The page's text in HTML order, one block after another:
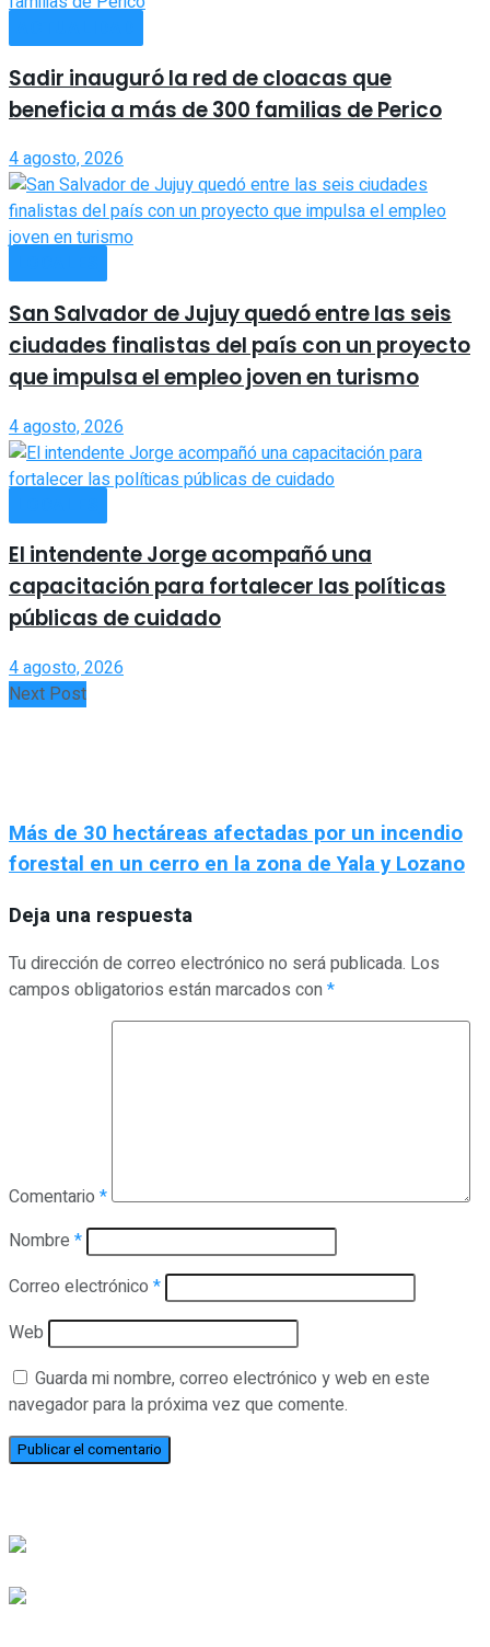
Sadir inauguró la red de cloacas que
beneficia a más de 300 familias de Perico
4 agosto, 2026
San Salvador de Jujuy quedó entre las seis
ciudades finalistas del país con un proyecto
que impulsa el empleo joven en turismo
4 agosto, 2026
El intendente Jorge acompañó una
capacitación para fortalecer las políticas
públicas de cuidado
4 agosto, 2026
Next Post
Más de 30 hectáreas afectadas por un incendio
forestal en un cerro en la zona de Yala y Lozano
Deja una respuesta
Tu dirección de correo electrónico no será publicada. Los
campos obligatorios están marcados con*
Comentario *
Nombre *
Correo electrónico *
Web
Guarda mi nombre, correo electrónico y web en este
navegador para la próxima vez que comente.